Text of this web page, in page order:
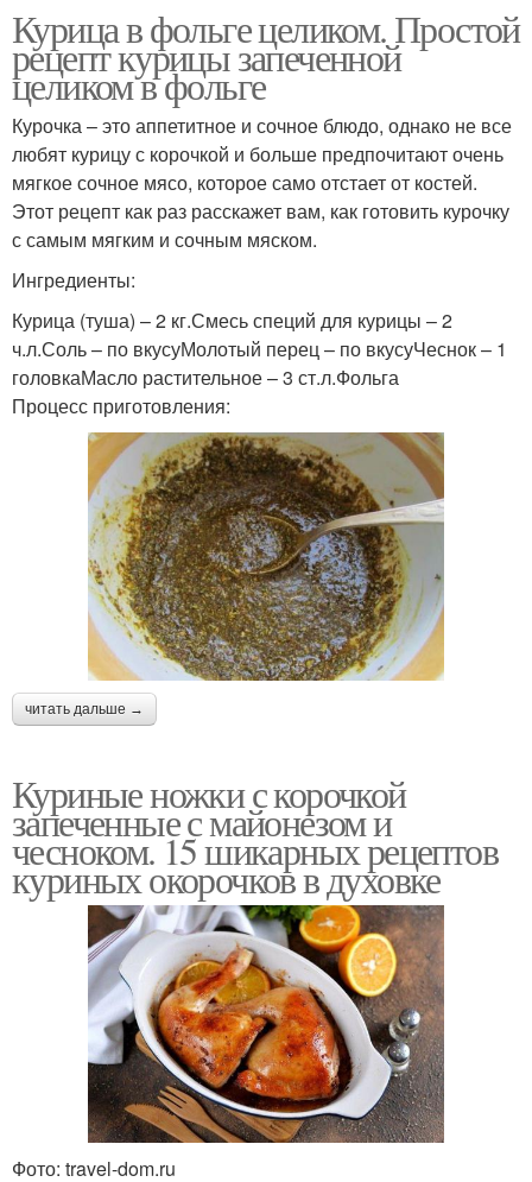
Курица в фольге целиком. Простой
рецепт курицы запеченной
целиком в фольге
Курочка – это аппетитное и сочное блюдо, однако не все
любят курицу с корочкой и больше предпочитают очень
мягкое сочное мясо, которое само отстает от костей.
Этот рецепт как раз расскажет вам, как готовить курочку
с самым мягким и сочным мяском.
Ингредиенты:
Курица (туша) – 2 кг.Смесь специй для курицы – 2
ч.л.Соль – по вкусуМолотый перец – по вкусуЧеснок – 1
головкаМасло растительное – 3 ст.л.Фольга
Процесс приготовления:
читать дальше →
Куриные ножки с корочкой
запеченные с майонезом и
чесноком. 15 шикарных рецептов
куриных окорочков в духовке
Фото: travel-dom.ru